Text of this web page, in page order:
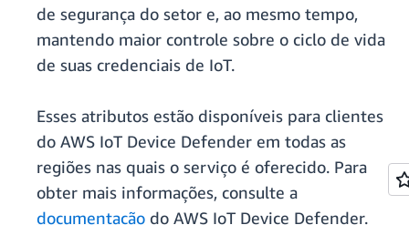
de segurança do setor e, ao mesmo tempo,
mantendo maior controle sobre o ciclo de vida
de suas credenciais de IoT.
Esses atributos estão disponíveis para clientes
do AWS IoT Device Defender em todas as
regiões nas quais o serviço é oferecido. Para
obter mais informações, consulte a
documentação do AWS IoT Device Defender.